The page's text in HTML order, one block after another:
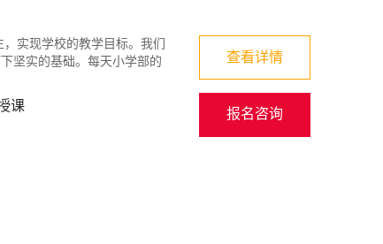
实现学校的教学目标。我们
坚实的基础。每天小学部的
课
查看详情
报名咨询